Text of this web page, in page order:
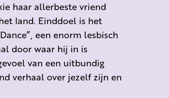
haar allerbeste vriend
land. Einddoel is het
een enorm lesbisch
door waar hij in is
van een uitbundig
verhaal over jezelf zijn en